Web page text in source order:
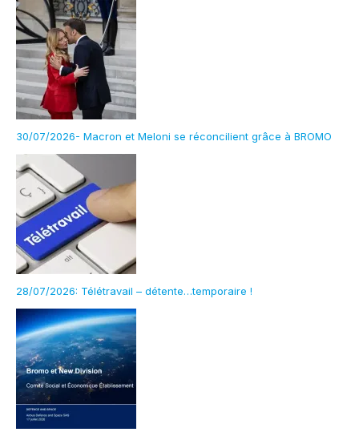
30/07/2026- Macron et Meloni se réconcilient grâce à BROMO
28/07/2026: Télétravail – détente…temporaire !